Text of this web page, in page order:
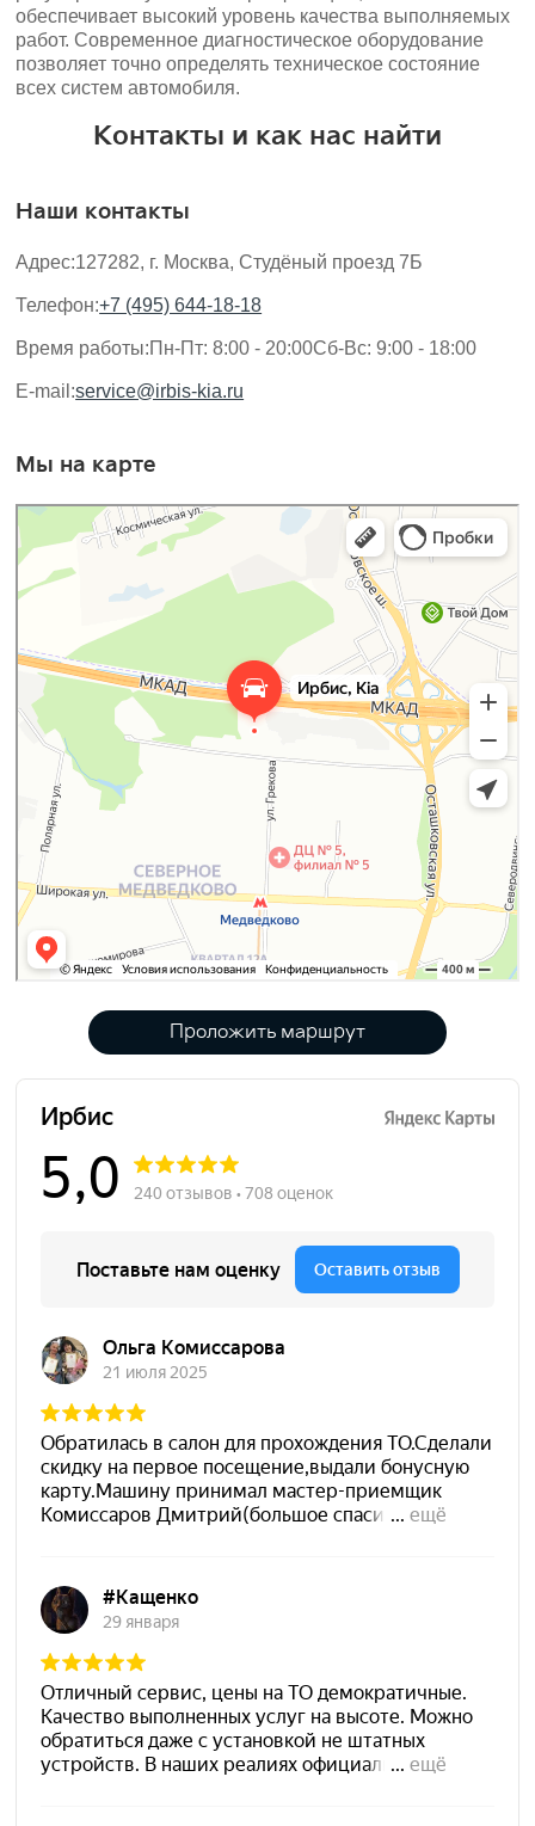
обеспечивает высокий уровень качества выполняемых
работ. Современное диагностическое оборудование
позволяет точно определять техническое состояние
всех систем автомобиля.
Контакты и как нас найти
Наши контакты
Адрес:127282, г. Москва, Студёный проезд 7Б
Телефон:+7 (495) 644-18-18
Время работы: Пн-Пт: 8:00 - 20:00Сб-Вс: 9:00 - 18:00
E-mail:service@irbis-kia.ru
Мы на карте
Проложить маршрут